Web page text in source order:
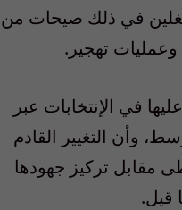
في ذلك صيحات من
تهجير.
في الإنتخابات عبر
وأن التغيير القادم
تركيز جهودها
قيل.